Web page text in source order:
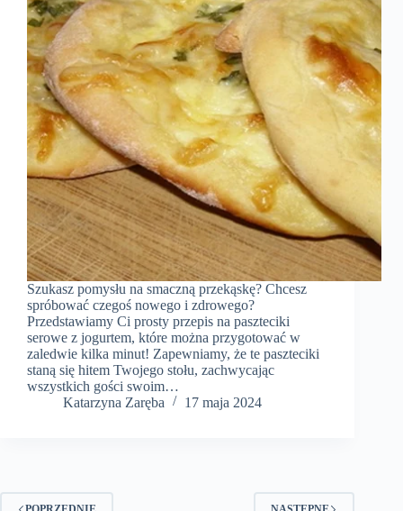
Szukasz pomysłu na smaczną przekąskę? Chcesz
spróbować czegoś nowego i zdrowego?
Przedstawiamy Ci prosty przepis na paszteciki
serowe z jogurtem, które można przygotować w
zaledwie kilka minut! Zapewniamy, że te paszteciki
staną się hitem Twojego stołu, zachwycając
wszystkich gości swoim…
Katarzyna Zaręba
17 maja 2024